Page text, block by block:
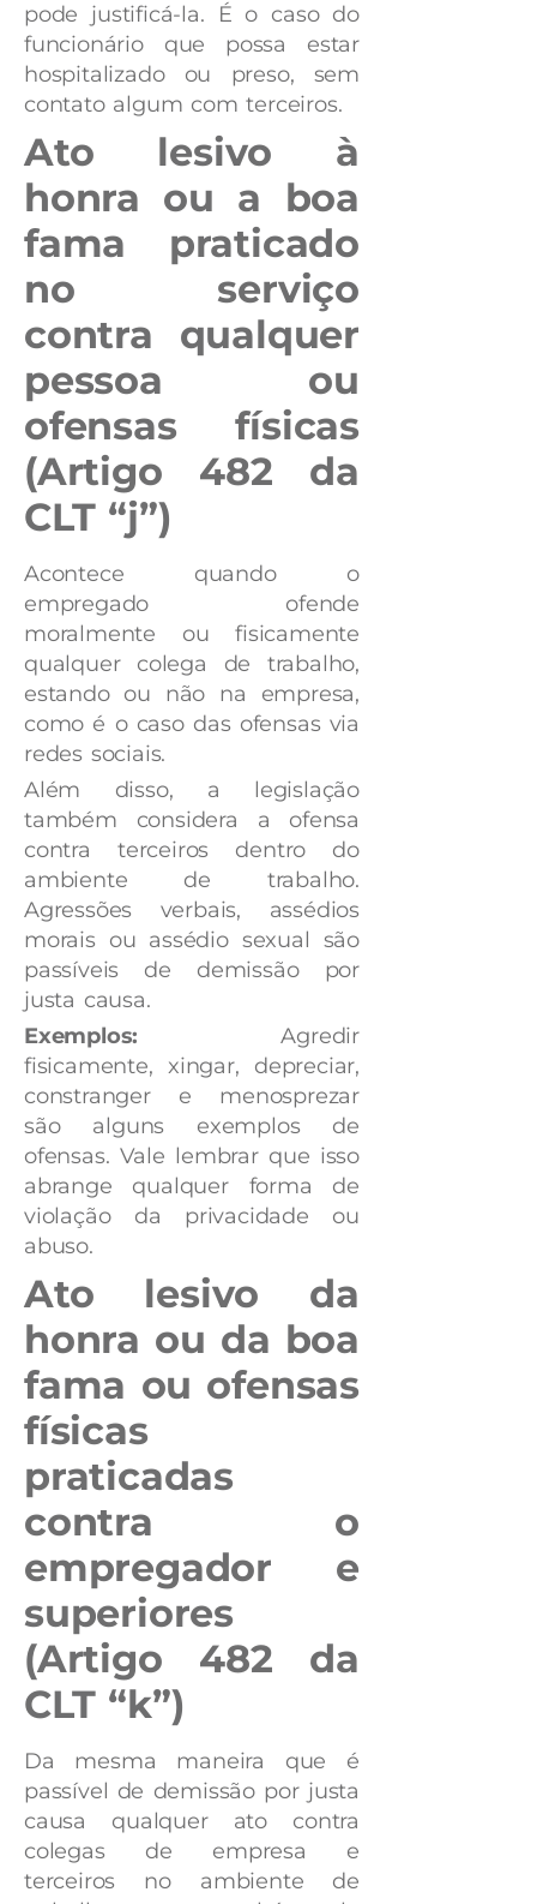
pode justificá-la. É o caso do
funcionário que possa estar
hospitalizado ou preso, sem
contato algum com terceiros.
Ato lesivo à
honra ou a boa
fama praticado
no serviço
contra qualquer
pessoa ou
ofensas físicas
(Artigo 482 da
CLT “j”)
Acontece quando o
empregado ofende
moralmente ou fisicamente
qualquer colega de trabalho,
estando ou não na empresa,
como é o caso das ofensas via
redes sociais.
Além disso, a legislação
também considera a ofensa
contra terceiros dentro do
ambiente de trabalho.
Agressões verbais, assédios
morais ou assédio sexual são
passíveis de demissão por
justa causa.
Exemplos: Agredir
fisicamente, xingar, depreciar,
constranger e menosprezar
são alguns exemplos de
ofensas. Vale lembrar que isso
abrange qualquer forma de
violação da privacidade ou
abuso.
Ato lesivo da
honra ou da boa
fama ou ofensas
físicas
praticadas
contra o
empregador e
superiores
(Artigo 482 da
CLT “k”)
Da mesma maneira que é
passível de demissão por justa
causa qualquer ato contra
colegas de empresa e
terceiros no ambiente de